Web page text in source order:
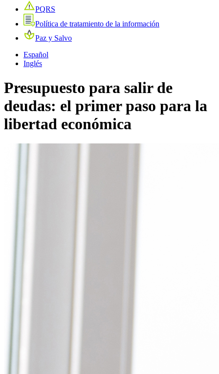
PQRS
Política de tratamiento de la información
Paz y Salvo
Español
Inglés
Presupuesto para salir de
deudas: el primer paso para la
libertad económica